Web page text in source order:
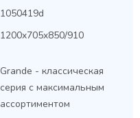
1050419d
1200x705x850/910
Grande - классическая
серия с максимальным
ассортиментом